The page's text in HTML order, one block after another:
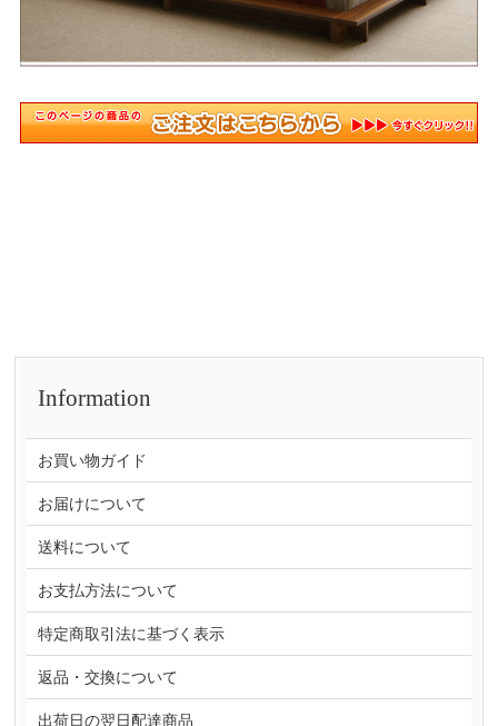
Information
お買い物ガイド
お届けについて
送料について
お支払方法について
特定商取引法に基づく表示
返品・交換について
出荷日の翌日配達商品